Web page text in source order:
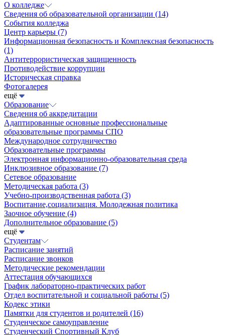
О колледже
Сведения об образовательной организации (14)
События колледжа
Центр карьеры (7)
Информационная безопасность и Комплексная безопасность
(1)
Антитеррористическая защищенность
Противодействие коррупции
Историческая справка
Фотогалерея
ещё
Образование
Сведения об аккредитации
Адаптированные основные профессиональные
образовательные программы СПО
Международное сотрудничество
Образовательные программы
Электронная информационно-образовательная среда
Инклюзивное образование (7)
Сетевое образование
Методическая работа (3)
Учебно-производственная работа (3)
Воспитание,социализация. Молодежная политика
Заочное обучение (4)
Дополнительное образование (5)
ещё
Студентам
Расписание занятий
Расписание звонков
Методические рекомендации
Аттестация обучающихся
График лабораторно-практических работ
Отдел воспитательной и социальной работы (5)
Кодекс этики
Памятки для студентов и родителей (16)
Студенческое самоуправление
Студенческий Спортивный Клуб